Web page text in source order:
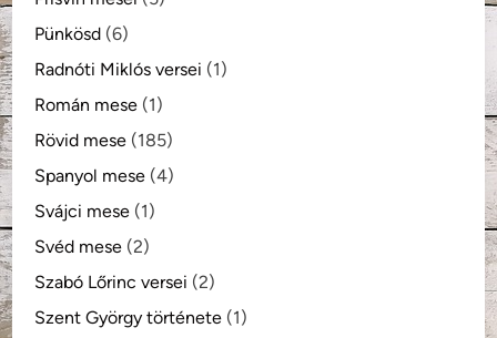
Pünkösd (6)
Radnóti Miklós versei (1)
Román mese (1)
Rövid mese (185)
Spanyol mese (4)
Svájci mese (1)
Svéd mese (2)
Szabó Lőrinc versei (2)
Szent György története (1)